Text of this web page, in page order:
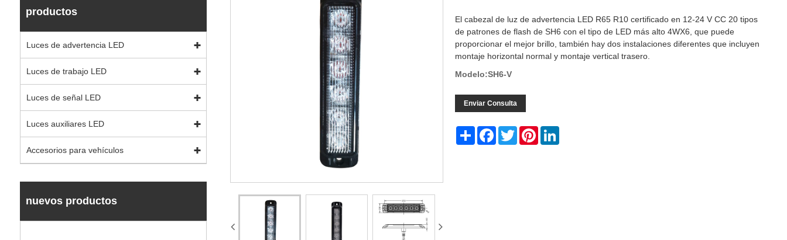
productos
Luces de advertencia LED
Luces de trabajo LED
Luces de señal LED
Luces auxiliares LED
Accesorios para vehículos
nuevos productos
El cabezal de luz de advertencia LED R65 R10 certificado en 12-24 V CC 20 tipos
de patrones de flash de SH6 con el tipo de LED más alto 4WX6, que puede
proporcionar el mejor brillo, también hay dos instalaciones diferentes que incluyen
montaje horizontal normal y montaje vertical trasero.
Modelo:SH6-V
Enviar Consulta
Share Facebook
TwitterPinterest